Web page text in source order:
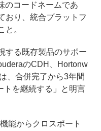
のコードネームであ
おり、統合プラットフ
と。
する既存製品のサポー
のCDH、Hortonw
、合併完了から3年間
トを継続する」と明言
能からクロスポート